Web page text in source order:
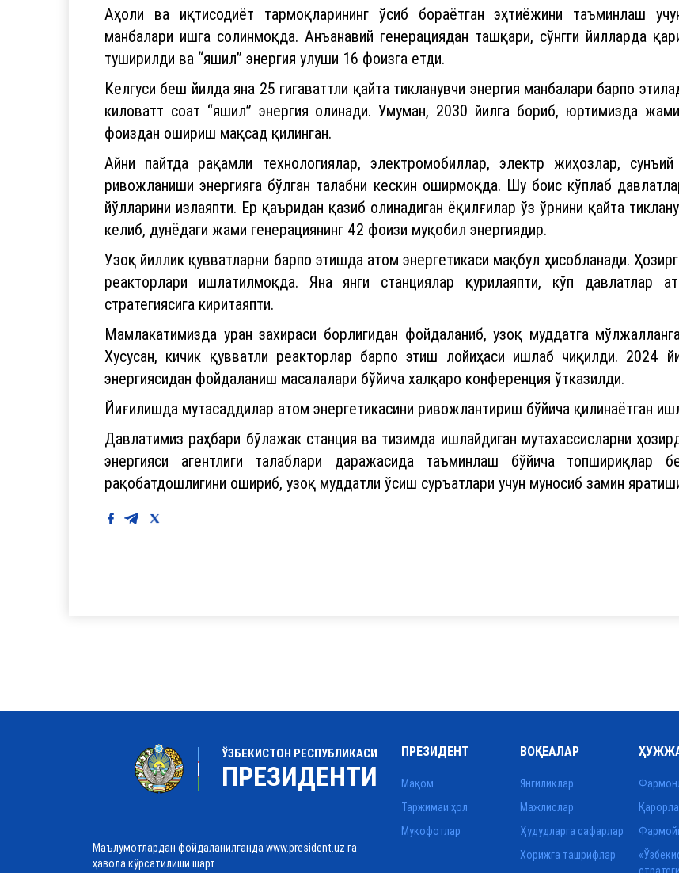
Аҳоли ва иқтисодиёт тармоқларининг ўсиб бораётган эҳтиёжини таъминлаш
манбалари ишга солинмоқда. Анъанавий генерациядан ташқари, сўнгги йилларда
туширилди ва “яшил” энергия улуши 16 фоизга етди.
Келгуси беш йилда яна 25 гигаваттли қайта тикланувчи энергия манбалари барпо
киловатт соат “яшил” энергия олинади. Умуман, 2030 йилга бориб, юртимизда
фоиздан ошириш мақсад қилинган.
Айни пайтда рақамли технологиялар, электромобиллар, электр жиҳозлар,
ривожланиши энергияга бўлган талабни кескин оширмоқда. Шу боис кўплаб
йўлларини излаяпти. Ер қаъридан қазиб олинадиган ёқилғилар ўз ўрнини қайта
келиб, дунёдаги жами генерациянинг 42 фоизи муқобил энергиядир.
Узоқ йиллик қувватларни барпо этишда атом энергетикаси мақбул ҳисобланади.
реакторлари ишлатилмоқда. Яна янги станциялар қурилаяпти, кўп давлатлар
стратегиясига киритаяпти.
Мамлакатимизда уран захираси борлигидан фойдаланиб, узоқ муддатга
Хусусан, кичик қувватли реакторлар барпо этиш лойиҳаси ишлаб чиқилди.
энергиясидан фойдаланиш масалалари бўйича халқаро конференция ўтказилди.
Йиғилишда мутасаддилар атом энергетикасини ривожлантириш бўйича қилинаётган
Давлатимиз раҳбари бўлажак станция ва тизимда ишлайдиган мутахассисларни
энергияси агентлиги талаблари даражасида таъминлаш бўйича топшириқлар
рақобатдошлигини ошириб, узоқ муддатли ўсиш суръатлари учун муносиб замин
ЎЗБЕКИСТОН РЕСПУБЛИКАСИ
ПРЕЗИДЕНТИ
Маълумотлардан фойдаланилганда www.president.uz га
ҳавола кўрсатилиши шарт
ПРЕЗИДЕНТ
Мақом
Таржимаи ҳол
Мукофотлар
ВОҚЕАЛАР
Янгиликлар
Мажлислар
Ҳудудларга сафарлар
Хорижга ташрифлар